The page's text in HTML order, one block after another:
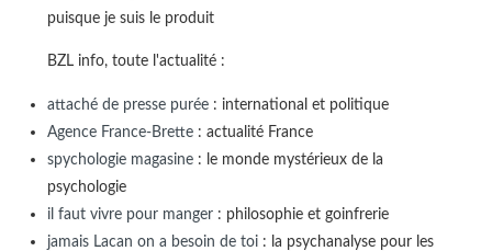
puisque je suis le produit
BZL info, toute l'actualité :
attaché de presse purée: international et politique
Agence France-Brette: actualité France
spychologie magasine: le monde mystérieux de la
psychologie
il faut vivre pour manger: philosophie et goinfrerie
jamais Lacan on a besoin de toi: la psychanalyse pour les